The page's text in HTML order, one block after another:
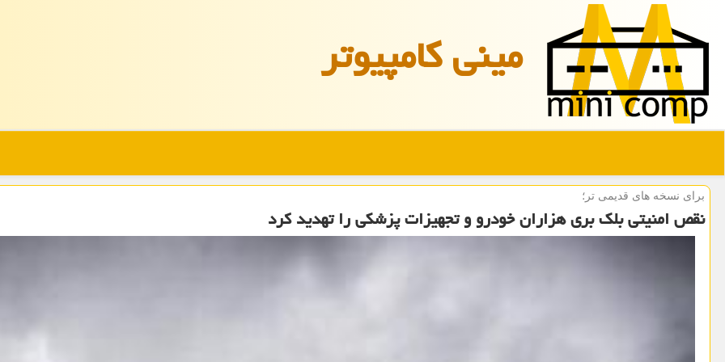
مینی كامپیوتر
برای نسخه های قدیمی تر؛
نقص امنیتی بلک بری هزاران خودرو و تجهیزات پزشکی را تهدید کرد